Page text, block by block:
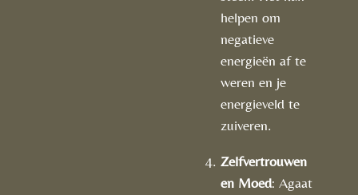
helpen om
negatieve
energieën af te
weren en je
energieveld te
zuiveren.
Zelfvertrouwen
en Moed: Agaat